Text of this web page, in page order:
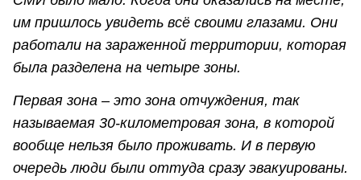
им пришлось увидеть всё своими глазами. Они
работали на зараженной территории, которая
была разделена на четыре зоны.
Первая зона – это зона отчуждения, так
называемая 30-километровая зона, в которой
вообще нельзя было проживать. И в первую
очередь люди были оттуда сразу эвакуированы.